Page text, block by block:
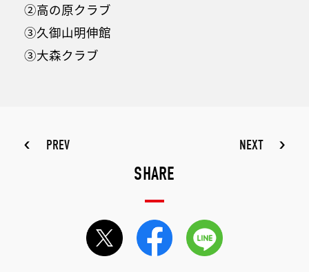
②高の原クラブ
③久御山明伸館
③大森クラブ
PREV NEXT
SHARE